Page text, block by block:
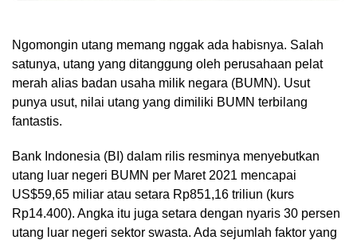
Ngomongin utang memang nggak ada habisnya. Salah
satunya, utang yang ditanggung oleh perusahaan pelat
merah alias badan usaha milik negara (BUMN). Usut
punya usut, nilai utang yang dimiliki BUMN terbilang
fantastis.
Bank Indonesia (BI) dalam rilis resminya menyebutkan
utang luar negeri BUMN per Maret 2021 mencapai
US$59,65 miliar atau setara Rp851,16 triliun (kurs
Rp14.400). Angka itu juga setara dengan nyaris 30 persen
utang luar negeri sektor swasta. Ada sejumlah faktor yang